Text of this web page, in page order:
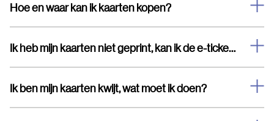
Hoe en waar kan ik kaarten kopen?
Ik heb mijn kaarten niet geprint, kan ik de e-tickets laten zien op mijn telefoon?
Ik ben mijn kaarten kwijt, wat moet ik doen?